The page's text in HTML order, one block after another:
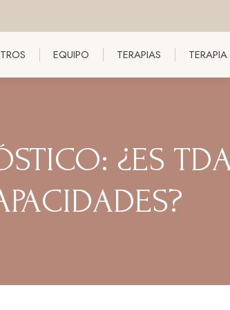
EQUIPO TERAPIAS
¿ES